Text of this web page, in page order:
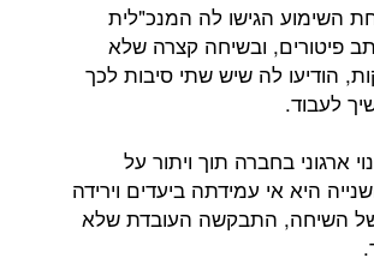
השימוע הגישו לה המנכ"לית
פיטורים, ובשיחה קצרה שלא
הודיעו לה שיש שתי סיבות לכך
לעבוד.
ארגוני בחברה תוך ויתור על
היא אי עמידתה ביעדים וירידה
השיחה, התבקשה העובדת שלא